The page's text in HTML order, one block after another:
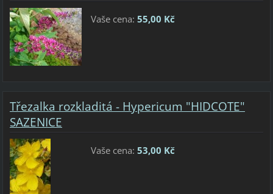
Vaše cena: 55,00 Kč
Třezalka rozkladitá - Hypericum "HIDCOTE"
SAZENICE
Vaše cena: 53,00 Kč